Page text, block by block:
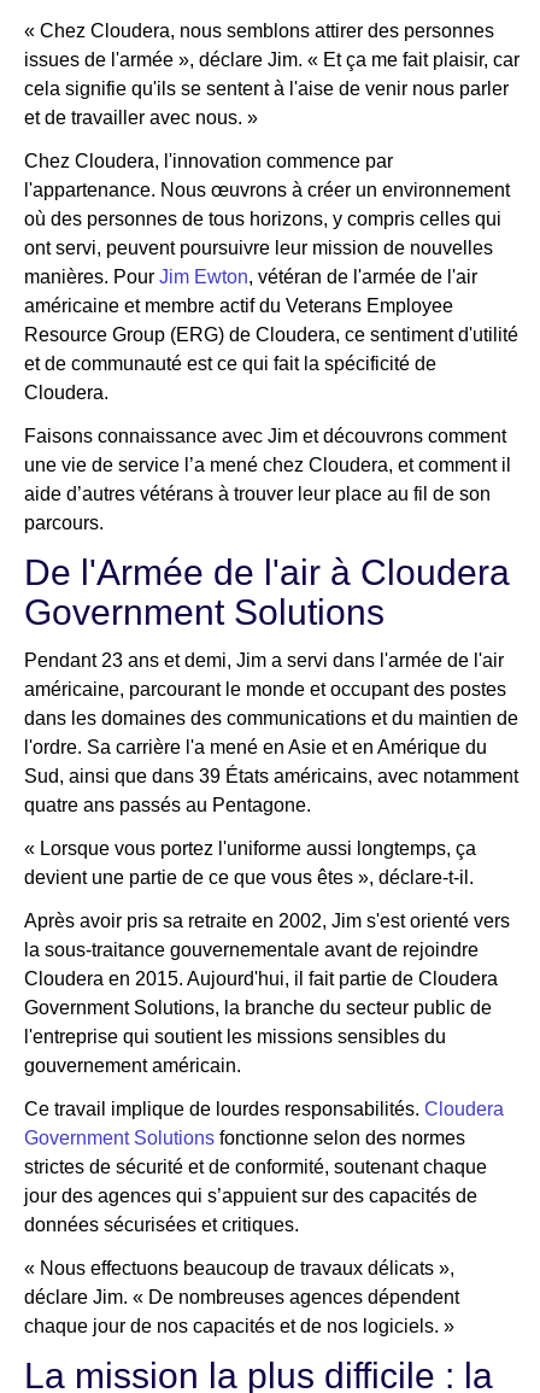
« Chez Cloudera, nous semblons attirer des personnes
issues de l'armée », déclare Jim. « Et ça me fait plaisir, car
cela signifie qu'ils se sentent à l'aise de venir nous parler
et de travailler avec nous. »
Chez Cloudera, l'innovation commence par
l'appartenance. Nous œuvrons à créer un environnement
où des personnes de tous horizons, y compris celles qui
ont servi, peuvent poursuivre leur mission de nouvelles
manières. Pour Jim Ewton, vétéran de l'armée de l'air
américaine et membre actif du Veterans Employee
Resource Group (ERG) de Cloudera, ce sentiment d'utilité
et de communauté est ce qui fait la spécificité de
Cloudera.
Faisons connaissance avec Jim et découvrons comment
une vie de service l’a mené chez Cloudera, et comment il
aide d’autres vétérans à trouver leur place au fil de son
parcours.
De l'Armée de l'air à Cloudera
Government Solutions
Pendant 23 ans et demi, Jim a servi dans l'armée de l'air
américaine, parcourant le monde et occupant des postes
dans les domaines des communications et du maintien de
l'ordre. Sa carrière l'a mené en Asie et en Amérique du
Sud, ainsi que dans 39 États américains, avec notamment
quatre ans passés au Pentagone.
« Lorsque vous portez l'uniforme aussi longtemps, ça
devient une partie de ce que vous êtes », déclare-t-il.
Après avoir pris sa retraite en 2002, Jim s'est orienté vers
la sous-traitance gouvernementale avant de rejoindre
Cloudera en 2015. Aujourd'hui, il fait partie de Cloudera
Government Solutions, la branche du secteur public de
l'entreprise qui soutient les missions sensibles du
gouvernement américain.
Ce travail implique de lourdes responsabilités. Cloudera
Government Solutions fonctionne selon des normes
strictes de sécurité et de conformité, soutenant chaque
jour des agences qui s’appuient sur des capacités de
données sécurisées et critiques.
« Nous effectuons beaucoup de travaux délicats »,
déclare Jim. « De nombreuses agences dépendent
chaque jour de nos capacités et de nos logiciels. »
La mission la plus difficile : la